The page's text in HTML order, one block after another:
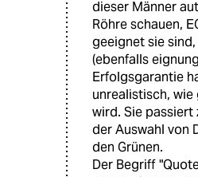
dieser Männer
Röhre schauen,
geeignet sie
(ebenfalls
Erfolgsgarantie
unrealistisch,
wird. Sie passiert
der Auswahl von
den Grünen.
Der Begriff